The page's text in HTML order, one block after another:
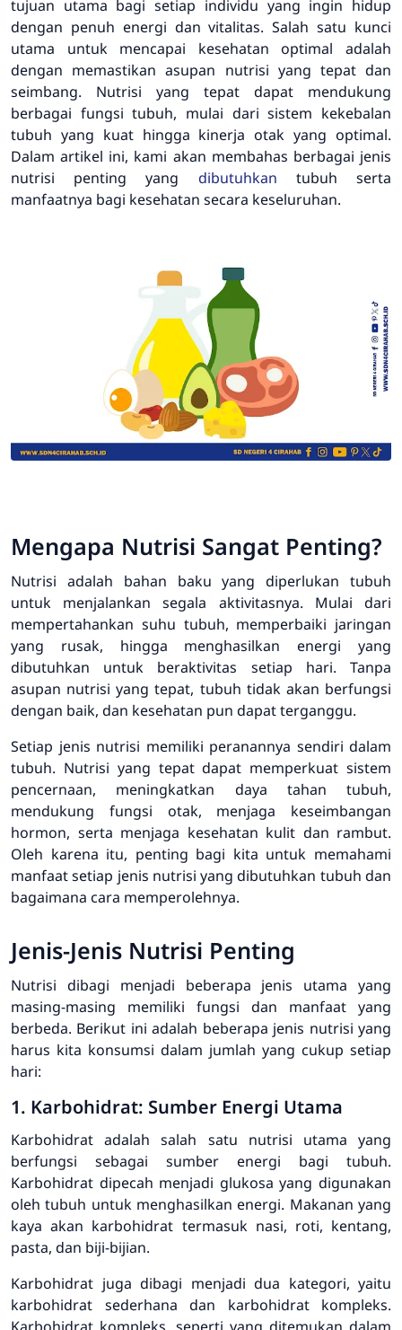
tujuan utama bagi setiap individu yang ingin hidup
dengan penuh energi dan vitalitas. Salah satu kunci
utama untuk mencapai kesehatan optimal adalah
dengan memastikan asupan nutrisi yang tepat dan
seimbang. Nutrisi yang tepat dapat mendukung
berbagai fungsi tubuh, mulai dari sistem kekebalan
tubuh yang kuat hingga kinerja otak yang optimal.
Dalam artikel ini, kami akan membahas berbagai jenis
nutrisi penting yang dibutuhkan tubuh serta
manfaatnya bagi kesehatan secara keseluruhan.
Mengapa Nutrisi Sangat Penting?
Nutrisi adalah bahan baku yang diperlukan tubuh
untuk menjalankan segala aktivitasnya. Mulai dari
mempertahankan suhu tubuh, memperbaiki jaringan
yang rusak, hingga menghasilkan energi yang
dibutuhkan untuk beraktivitas setiap hari. Tanpa
asupan nutrisi yang tepat, tubuh tidak akan berfungsi
dengan baik, dan kesehatan pun dapat terganggu.
Setiap jenis nutrisi memiliki peranannya sendiri dalam
tubuh. Nutrisi yang tepat dapat memperkuat sistem
pencernaan, meningkatkan daya tahan tubuh,
mendukung fungsi otak, menjaga keseimbangan
hormon, serta menjaga kesehatan kulit dan rambut.
Oleh karena itu, penting bagi kita untuk memahami
manfaat setiap jenis nutrisi yang dibutuhkan tubuh dan
bagaimana cara memperolehnya.
Jenis-Jenis Nutrisi Penting
Nutrisi dibagi menjadi beberapa jenis utama yang
masing-masing memiliki fungsi dan manfaat yang
berbeda. Berikut ini adalah beberapa jenis nutrisi yang
harus kita konsumsi dalam jumlah yang cukup setiap
hari:
1. Karbohidrat: Sumber Energi Utama
Karbohidrat adalah salah satu nutrisi utama yang
berfungsi sebagai sumber energi bagi tubuh.
Karbohidrat dipecah menjadi glukosa yang digunakan
oleh tubuh untuk menghasilkan energi. Makanan yang
kaya akan karbohidrat termasuk nasi, roti, kentang,
pasta, dan biji-bijian.
Karbohidrat juga dibagi menjadi dua kategori, yaitu
karbohidrat sederhana dan karbohidrat kompleks.